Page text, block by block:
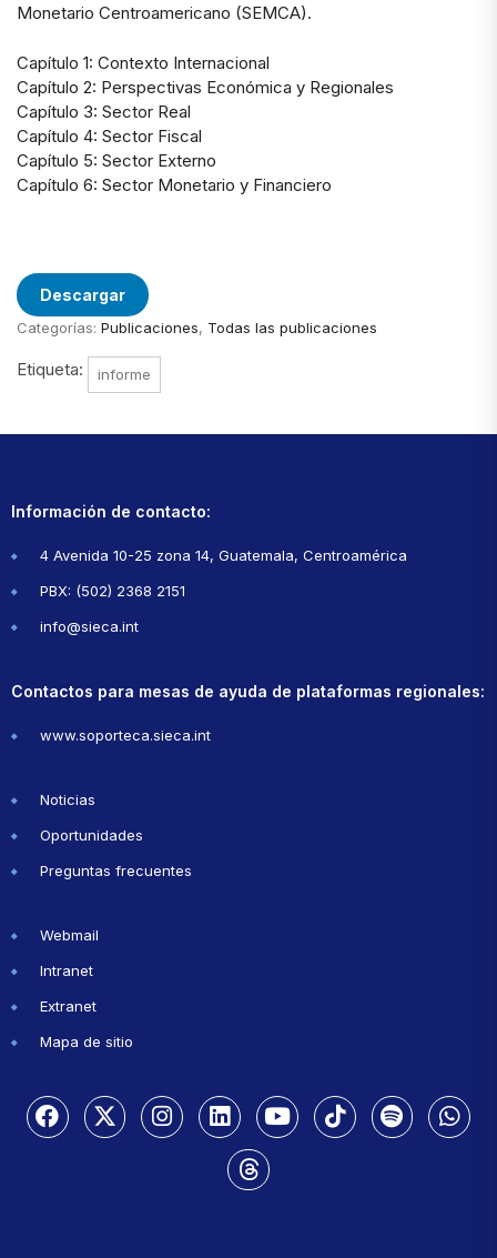
Monetario Centroamericano (SEMCA).
Capítulo 1: Contexto Internacional
Capítulo 2: Perspectivas Económica y Regionales
Capítulo 3: Sector Real
Capítulo 4: Sector Fiscal
Capítulo 5: Sector Externo
Capítulo 6: Sector Monetario y Financiero
Descargar
Categorías: Publicaciones, Todas las publicaciones
Etiqueta: informe
Información de contacto:
4 Avenida 10-25 zona 14, Guatemala, Centroamérica
PBX: (502) 2368 2151
info@sieca.int
Contactos para mesas de ayuda de plataformas regionales:
www.soporteca.sieca.int
Noticias
Oportunidades
Preguntas frecuentes
Webmail
Intranet
Extranet
Mapa de sitio